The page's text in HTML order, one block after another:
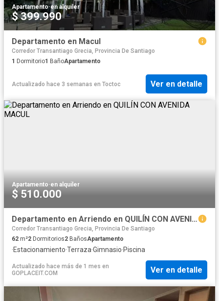
Apartamento·en alquiler
$ 399.990
Departamento en Macul
Corredor Transantiago Grecia, Provincia De Santiago
1 Dormitorio1 BañoApartamento
Actualizado hace 3 semanas en Toctoc Ver en detalle
Apartamento·en alquiler
$ 510.000
Departamento en Arriendo en QUILÍN CON AVENIDA MACUL
Corredor Transantiago Grecia, Provincia De Santiago
62 m²2 Dormitorios2 BañosApartamento
·Estacionamiento·Terraza·Gimnasio·Piscina
Actualizado hace más de 1 mes en
GOPLACEIT.COM
Ver en detalle